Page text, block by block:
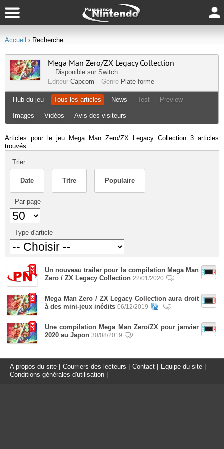
Accueil › Recherche
Mega Man Zero/ZX Legacy Collection
Disponible sur Switch
Editeur Capcom Genre Plate-forme
Hub du jeu Tous les articles News Test Preview
Images Vidéos Avis des visiteurs
Articles pour le jeu Mega Man Zero/ZX Legacy Collection 3 articles
trouvés
Trier
Date Titre Populaire
Par page
Type d'article
Un nouveau trailer pour la compilation Mega Man
Zero / ZX Legacy Collection 22/01/2020
Mega Man Zero / ZX Legacy Collection aura droit
à des mini-jeux inédits 06/12/2019
Une compilation Mega Man Zero/ZX pour janvier
2020 au Japon 30/08/2019
A propos du site Courriers des lecteurs Contact Equipe du site
Conditions générales d'utilisation